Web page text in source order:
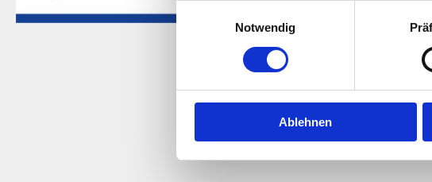
Notwendig
Ablehnen
Saarländische